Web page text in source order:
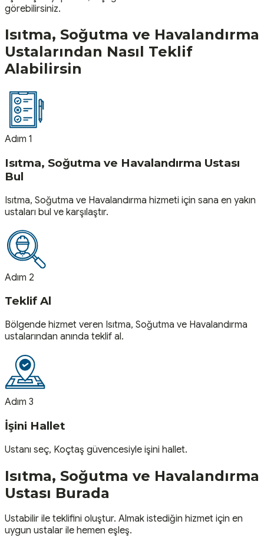
görebilirsiniz.
Isıtma, Soğutma ve Havalandırma
Ustalarından Nasıl Teklif
Alabilirsin
Adım 1
Isıtma, Soğutma ve Havalandırma Ustası
Bul
Isıtma, Soğutma ve Havalandırma hizmeti için sana en yakın
ustaları bul ve karşılaştır.
Adım 2
Teklif Al
Bölgende hizmet veren Isıtma, Soğutma ve Havalandırma
ustalarından anında teklif al.
Adım 3
İşini Hallet
Ustanı seç, Koçtaş güvencesiyle işini hallet.
Isıtma, Soğutma ve Havalandırma
Ustası Burada
Ustabilir ile teklifini oluştur. Almak istediğin hizmet için en
uygun ustalar ile hemen eşleş.